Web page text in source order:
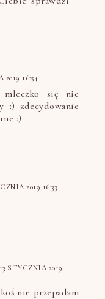
2019 16:54
się nie
:) zdecydowanie
:)
2019 16:33
13 STYCZNIA 2019
nie przepadam